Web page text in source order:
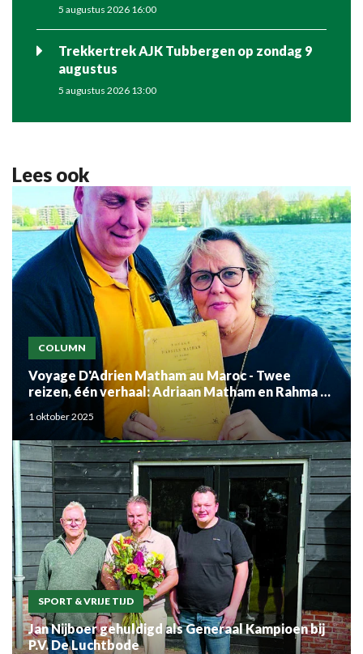
5 augustus 2026 16:00
Trekkertrek AJK Tubbergen op zondag 9
augustus
5 augustus 2026 13:00
Lees ook
COLUMN
Voyage D'Adrien Matham au Maroc - Twee
reizen, één verhaal: Adriaan Matham en Rahma el
Mouden
1 oktober 2025
SPORT & VRIJE TIJD
Jan Nijboer gehuldigd als Generaal Kampioen bij
P.V. De Luchtbode